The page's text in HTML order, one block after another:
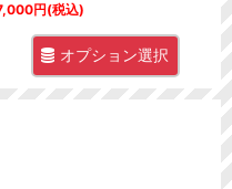
円(税込)
オプション選択